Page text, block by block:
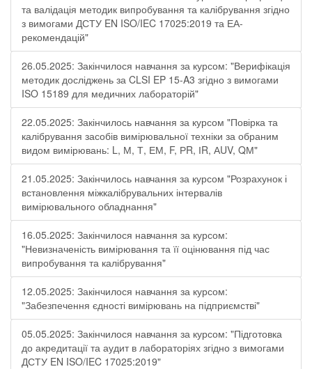
та валідація методик випробування та калібрування згідно
з вимогами ДСТУ EN ISO/IEC 17025:2019 та ЕА-
рекомендацій"
26.05.2025: Закінчилося навчання за курсом: "Верифікація
методик досліджень за CLSI EP 15-A3 згідно з вимогами
ISO 15189 для медичних лабораторій"
22.05.2025: Закінчилось навчання за курсом "Повірка та
калібрування засобів вимірювальної техніки за обраним
видом вимірювань: L, М, Т, ЕМ, F, РR, ІR, АUV, QМ"
21.05.2025: Закінчилось навчання за курсом "Розрахунок і
встановлення міжкалібрувальних інтервалів
вимірювального обладнання"
16.05.2025: Закінчилося навчання за курсом:
"Невизначеність вимірювання та її оцінювання під час
випробування та калібрування"
12.05.2025: Закінчилося навчання за курсом:
"Забезпечення єдності вимірювань на підприємстві"
05.05.2025: Закінчилося навчання за курсом: "Підготовка
до акредитації та аудит в лабораторіях згідно з вимогами
ДСТУ EN ISO/IEC 17025:2019"